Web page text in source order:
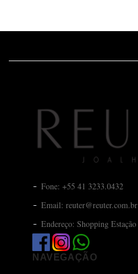
Fone: +55 41 3233.0432
Email: reuter@reuter.com.br
Endereço: Shopping Estação
NAVEGAÇÃO